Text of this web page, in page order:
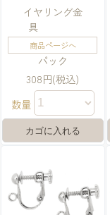
イヤリング金
具
商品ページへ
パック
308円(税込)
数量